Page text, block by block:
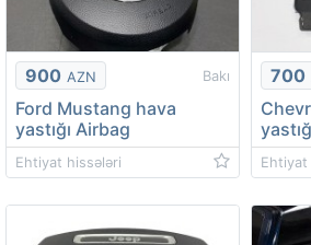
900 AZN Bakı
Ford Mustang hava
yastığı Airbag
Ehtiyat hissələri
700
Ehtiyat